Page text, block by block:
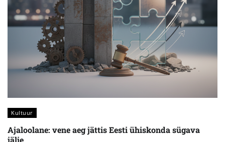
Kultuur
Ajaloolane: vene aeg jättis Eesti ühiskonda sügava
jälje